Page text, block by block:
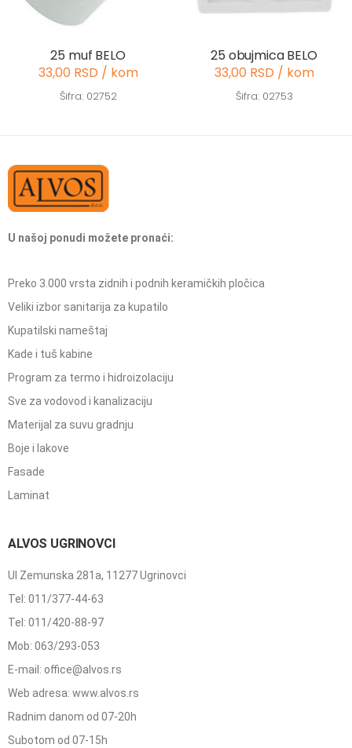
25 muf BELO
33,00 RSD / kom
Šifra: 02752
25 obujmica BELO
33,00 RSD / kom
Šifra: 02753
U našoj ponudi možete pronaći:
Preko 3.000 vrsta zidnih i podnih keramičkih pločica
Veliki izbor sanitarija za kupatilo
Kupatilski nameštaj
Kade i tuš kabine
Program za termo i hidroizolaciju
Sve za vodovod i kanalizaciju
Materijal za suvu gradnju
Boje i lakove
Fasade
Laminat
ALVOS UGRINOVCI
Ul Zemunska 281a, 11277 Ugrinovci
Tel: 011/377-44-63
Tel: 011/420-88-97
Mob: 063/293-053
E-mail: office@alvos.rs
Web adresa: www.alvos.rs
Radnim danom od 07-20h
Subotom od 07-15h